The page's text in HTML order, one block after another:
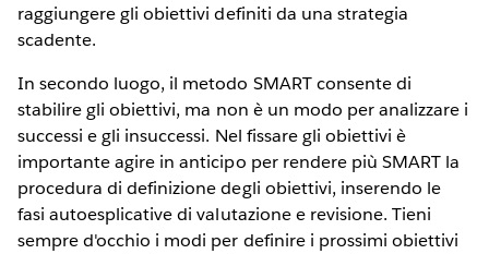
raggiungere gli obiettivi definiti da una strategia
scadente.
In secondo luogo, il metodo SMART consente di
stabilire gli obiettivi, ma non è un modo per analizzare i
successi e gli insuccessi. Nel fissare gli obiettivi è
importante agire in anticipo per rendere più SMART la
procedura di definizione degli obiettivi, inserendo le
fasi autoesplicative di valutazione e revisione. Tieni
sempre d'occhio i modi per definire i prossimi obiettivi